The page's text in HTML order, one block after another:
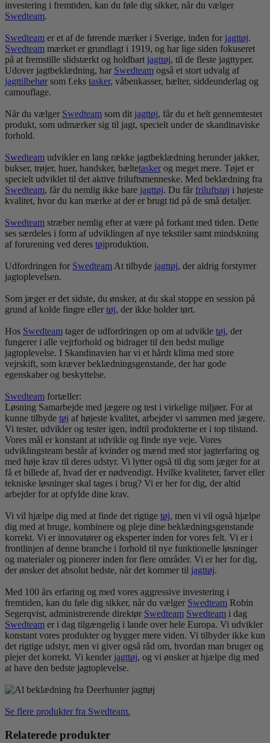
investering i fremtiden, kan du føle dig sikker, når du vælger
Swedteam.
Swedteam er et af de førende mærker i Sverige, inden for jagttøj.
Swedteam mærket er grundlagt i 1919, og har lige siden fokuseret
på at fremstille slidstærkt og holdbart jagttøj, til de fleste jagttyper.
Udover jagtbeklædning, har Swedteam også et stort udvalg af
jagttilbehør som f.eks tasker, våbenkasser, bælter, siddeunderlag og
camouflage.
Når du vælger Swedteam som dit jagttøj, får du et helt gennemtestet
produkt, som udmærker sig til jagt, specielt under de skandinaviske
forhold.
Swedteam udvikler en lang række jagtbeklædning herunder jakker,
bukser, trøjer, huer, handsker, bæltetasker og meget mere. Tøjet er
specielt udviklet til det aktive friluftsmenneske. Med beklædning fra
Swedteam, får du nemlig ikke bare jagttøj. Du får friluftstøj i højeste
kvalitet, hvor du kan mærke at der er brugt tid på de små detaljer.
Swedteam stræber nemlig efter at være på forkant med tiden. Dette
ses særdeles i form af udviklingen af nye tekstiler samt mindskning
af forurening ved deres tøjproduktion.
Udfordringen for Swedteam At tilbyde jagttøj, der aldrig forstyrrer
jagtoplevelsen.
Som jæger er det sidste, du ønsker, at du skal stoppe en session på
grund af kolde fingre eller tøj, der ikke holder tørt.
Hos Swedteam tager de udfordringen op om at udvikle tøj, der
fungerer i alle vejrforhold og bidrager til den bedst mulige
jagtoplevelse. I Skandinavien har vi et hårdt klima med store
vejrskift, som kræver beklædningsgenstande, der har gode
egenskaber og beskyttelse.
Swedteam fortæller:
Løsning Samarbejde med jægere og test i virkelige miljøer. For at
kunne tilbyde tøj af højeste kvalitet, arbejder vi sammen med jægere.
Vi tester, udvikler og tester igen, indtil produkterne er i top tilstand.
Vores mål er konstant at udvikle og finde nye veje. Vores
udviklingsteam består af kvinder og mænd med stor jagterfaring og
med høje krav til deres udstyr. Vi lytter også til dig som jæger for at
få et billede af, hvad der er nødvendigt. Hvilke kvaliteter, farver eller
tekniske løsninger skal tages i brug? Vi er her for dig, der altid
arbejder for at opfylde dine krav.
Vi vil hjælpe dig med at finde det rigtige tøj, men vi vil også hjælpe
dig med at bruge, kombinere og pleje dine beklædningsgenstande
korrekt. Vi er innovatører og eksperter inden for vores felt. Vi er i
frontlinjen af ​​denne branche i forhold til nye funktionelle løsninger
og materialer og pionerer inden for flere områder. Vi er her for dig,
der ønsker det absolut bedste, når det kommer til jagttøj.
Med 100 års erfaring og med vores aggressive investering i
fremtiden, kan du føle dig sikker, når du vælger Swedteam Robin
Segerqvist, administrerende direktør Swedteam Swedteam i dag
Swedteam er i dag tilgængelig i lande over hele Europa. Vi udvikler
konstant vores produkter og bygger mere viden. Vi tilbyder ikke kun
det rigtige udstyr, men vi giver også råd om, hvordan man bruger og
plejer det korrekt. Vi kender jagttøj, og vi ønsker at hjælpe dig med
at have den bedste jagtoplevelse.
Se flere produkter fra Swedteam.
Relaterede produkter